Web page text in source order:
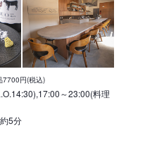
7700円(税込)
～23:00(料理
5分